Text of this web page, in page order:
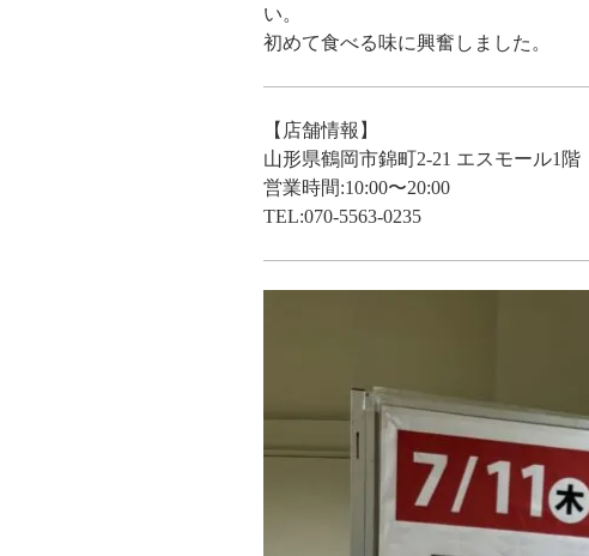
い。
初めて食べる味に興奮しました。
【店舗情報】
山形県鶴岡市錦町2-21 エスモール1階
営業時間:10:00〜20:00
TEL:070-5563-0235